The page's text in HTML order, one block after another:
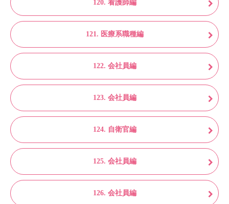
120. 看護師編
121. 医療系職種編
122. 会社員編
123. 会社員編
124. 自衛官編
125. 会社員編
126. 会社員編